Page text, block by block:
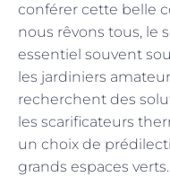
conférer cette belle
nous rêvons tous, le
essentiel souvent
les jardiniers
recherchent des
les scarificateurs
un choix de
grands espaces